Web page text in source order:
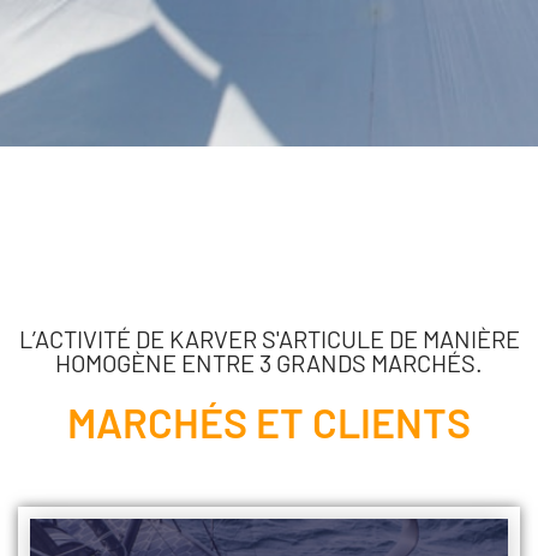
L’ACTIVITÉ DE KARVER S'ARTICULE DE MANIÈRE
HOMOGÈNE ENTRE 3 GRANDS MARCHÉS.
MARCHÉS ET CLIENTS